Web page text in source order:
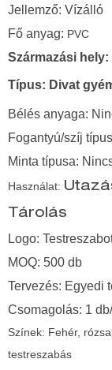
Jellemző: Vízálló
Fő anyag: PVC
Származási
Típus: Divat
Bélés anyaga:
Fogantyú/szíj
Minta típusa:
Használat:
Tárolás
Logo:
MOQ: 500 db
Tervezés: Egyedi
Csomagolás: 1
Színek: Fehér,
testreszabás